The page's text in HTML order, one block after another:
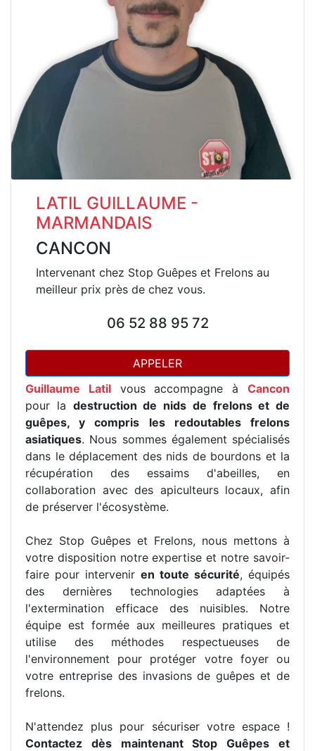
LATIL GUILLAUME -
MARMANDAIS
CANCON
Intervenant chez Stop Guêpes et Frelons au
meilleur prix près de chez vous.
06 52 88 95 72
APPELER
Guillaume Latilvous accompagne àCancon
pour la destruction de nids de frelons et de
guêpes, y compris les redoutables frelons
asiatiques. Nous sommes également spécialisés
dans le déplacement des nids de bourdons et la
récupération des essaims d'abeilles, en
collaboration avec des apiculteurs locaux, afin
de préserver l'écosystème.
Chez Stop Guêpes et Frelons, nous mettons à
votre disposition notre expertise et notre savoir-
faire pour intervenir en toute sécurité, équipés
des dernières technologies adaptées à
l'extermination efficace des nuisibles. Notre
équipe est formée aux meilleures pratiques et
utilise des méthodes respectueuses de
l'environnement pour protéger votre foyer ou
votre entreprise des invasions de guêpes et de
frelons.
N'attendez plus pour sécuriser votre espace !
Contactez dès maintenant Stop Guêpes et